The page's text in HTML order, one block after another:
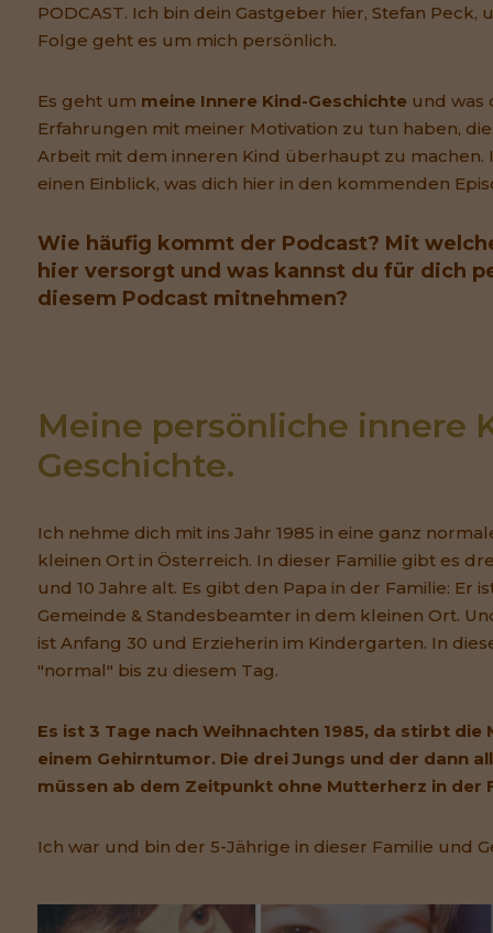
PODCAST. Ich bin dein Gastgeber hier, Stefan Peck,
Folge geht es um mich persönlich.
Es geht um meine Innere Kind-Geschichte und was
Erfahrungen mit meiner Motivation zu tun haben,
Arbeit mit dem inneren Kind überhaupt zu machen.
einen Einblick, was dich hier in den kommenden
Wie häufig kommt der Podcast? Mit
hier versorgt und was kannst du für dich
diesem Podcast mitnehmen?
Meine persönliche innere
Geschichte.
Ich nehme dich mit ins Jahr 1985 in eine ganz
kleinen Ort in Österreich. In dieser Familie gibt es
und 10 Jahre alt. Es gibt den Papa in der Familie: Er
Gemeinde & Standesbeamter in dem kleinen Ort.
ist Anfang 30 und Erzieherin im Kindergarten. In
"normal" bis zu diesem Tag.
Es ist 3 Tage nach Weihnachten 1985, da stirbt die
einem Gehirntumor. Die drei Jungs und der dann
müssen ab dem Zeitpunkt ohne Mutterherz in der
Ich war und bin der 5-Jährige in dieser Familie und